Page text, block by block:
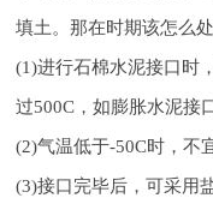
填土。那在时期该怎么
(1)进行石棉水泥接口时
过500C，如膨胀水泥接
(2)气温低于-50C时，不
(3)接口完毕后，可采用